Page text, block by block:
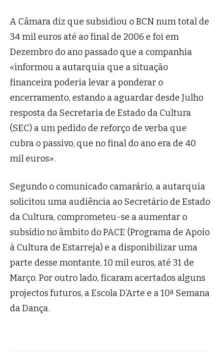
A Câmara diz que subsidiou o BCN num total de
34 mil euros até ao final de 2006 e foi em
Dezembro do ano passado que a companhia
«informou a autarquia que a situação
financeira poderia levar a ponderar o
encerramento, estando a aguardar desde Julho
resposta da Secretaria de Estado da Cultura
(SEC) a um pedido de reforço de verba que
cubra o passivo, que no final do ano era de 40
mil euros».
Segundo o comunicado camarário, a autarquia
solicitou uma audiência ao Secretário de Estado
da Cultura, comprometeu-se a aumentar o
subsídio no âmbito do PACE (Programa de Apoio
à Cultura de Estarreja) e a disponibilizar uma
parte desse montante, 10 mil euros, até 31 de
Março. Por outro lado, ficaram acertados alguns
projectos futuros, a Escola D’Arte e a 10ª Semana
da Dança.